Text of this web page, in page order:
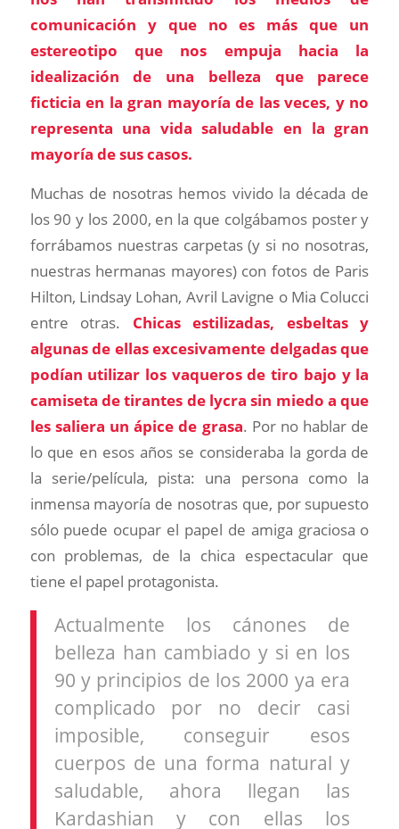
comunicación y que no es más que un
estereotipo que nos empuja hacia la
idealización de una belleza que parece
ficticia en la gran mayoría de las veces, y no
representa una vida saludable en la gran
mayoría de sus casos.
Muchas de nosotras hemos vivido la década de
los 90 y los 2000, en la que colgábamos poster y
forrábamos nuestras carpetas (y si no nosotras,
nuestras hermanas mayores) con fotos de Paris
Hilton, Lindsay Lohan, Avril Lavigne o Mia Colucci
entre otras. Chicas estilizadas, esbeltas y
algunas de ellas excesivamente delgadas que
podían utilizar los vaqueros de tiro bajo y la
camiseta de tirantes de lycra sin miedo a que
les saliera un ápice de grasa. Por no hablar de
lo que en esos años se consideraba la gorda de
la serie/película, pista: una persona como la
inmensa mayoría de nosotras que, por supuesto
sólo puede ocupar el papel de amiga graciosa o
con problemas, de la chica espectacular que
tiene el papel protagonista.
Actualmente los cánones de
belleza han cambiado y si en los
90 y principios de los 2000 ya era
complicado por no decir casi
imposible, conseguir esos
cuerpos de una forma natural y
saludable, ahora llegan las
Kardashian y con ellas los